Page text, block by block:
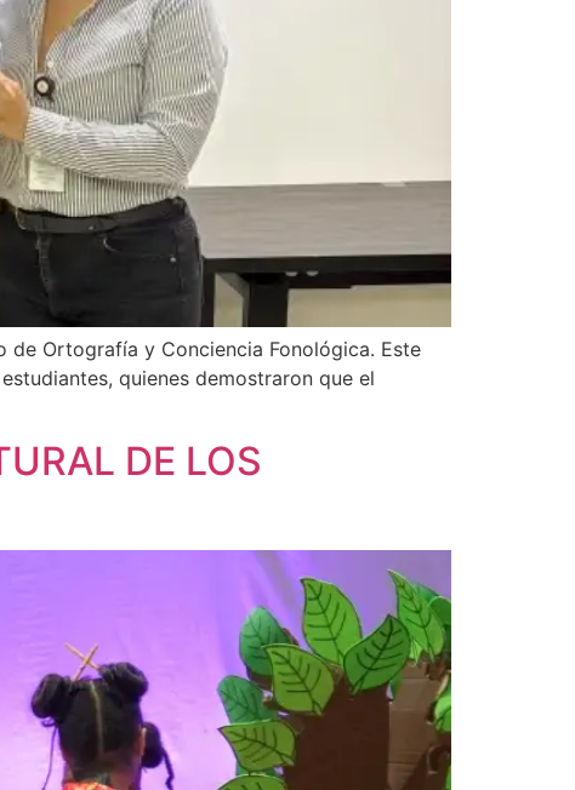
de Ortografía y Conciencia Fonológica. Este
quienes demostraron que el
DE LOS